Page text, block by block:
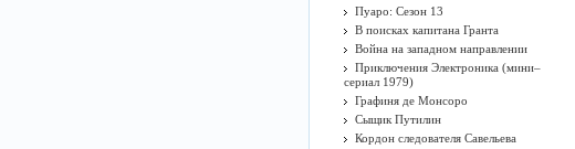
Пуаро: Сезон 13
В поисках капитана Гранта
Война на западном направлении
Приключения Электроника (мини–
сериал 1979)
Графиня де Монсоро
Сыщик Путилин
Кордон следователя Савельева